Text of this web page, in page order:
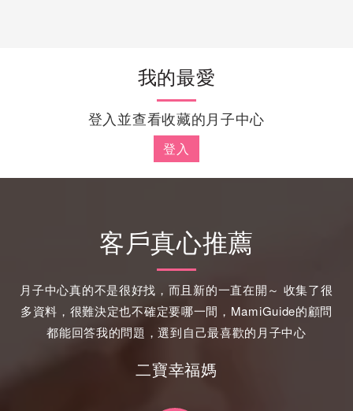
我的最愛
登入並查看收藏的月子中心
登入
客戶真心推薦
月子中心真的不是很好找，而且新的一直在開～ 收集了很
多資料，很難決定也不確定要哪一間，MamiGuide的顧問
都能回答我的問題，選到自己最喜歡的月子中心
二寶幸福媽